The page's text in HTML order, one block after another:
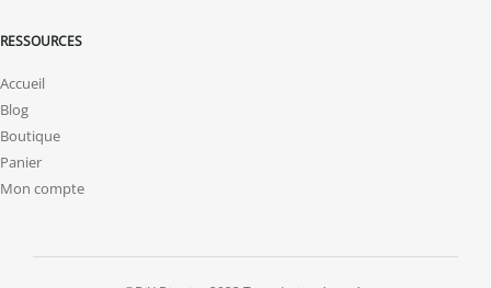
RESSOURCES
Accueil
Blog
Boutique
Panier
Mon compte